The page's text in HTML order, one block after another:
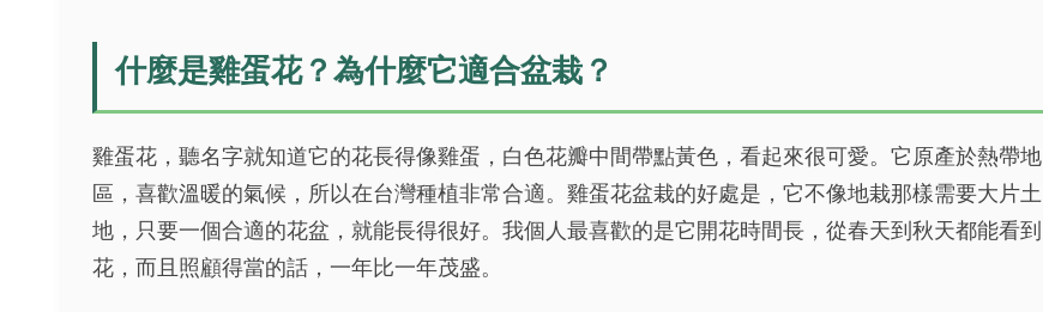
什麼是雞蛋花？為什麼它適合盆栽？
雞蛋花，聽名字就知道它的花長得像雞蛋，白色花瓣中間帶點黃色，看起來很可愛。它原產於熱帶地
區，喜歡溫暖的氣候，所以在台灣種植非常合適。雞蛋花盆栽的好處是，它不像地栽那樣需要大片土
地，只要一個合適的花盆，就能長得很好。我個人最喜歡的是它開花時間長，從春天到秋天都能看到
花，而且照顧得當的話，一年比一年茂盛。